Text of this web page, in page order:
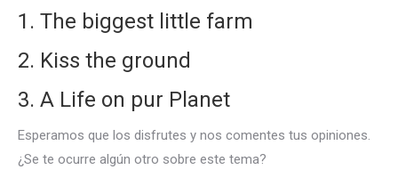
1. The biggest little farm
2. Kiss the ground
3. A Life on pur Planet
Esperamos que los disfrutes y nos comentes tus opiniones.
¿Se te ocurre algún otro sobre este tema?